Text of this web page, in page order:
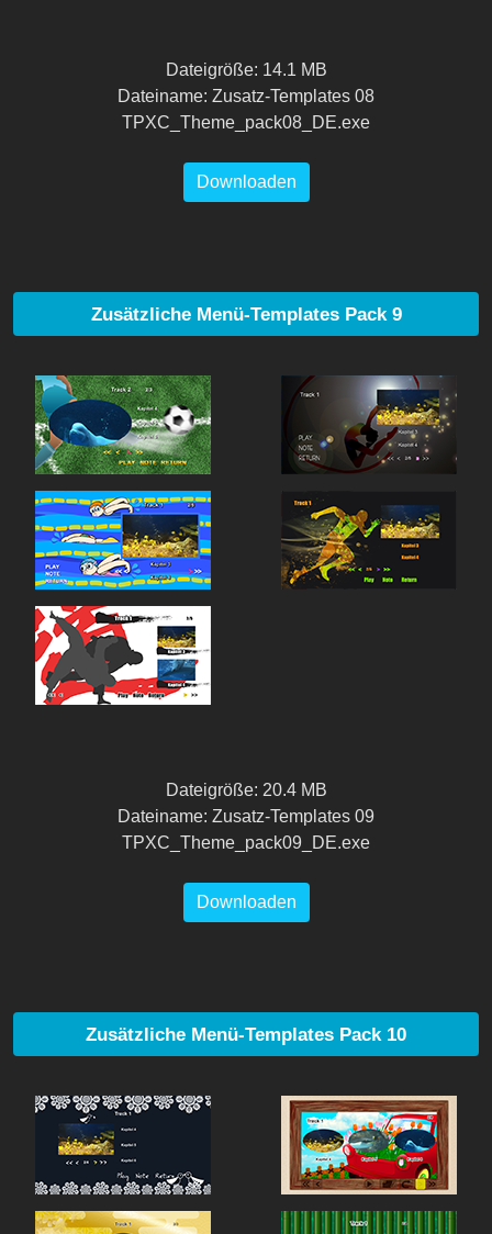
Dateigröße: 14.1 MB
Dateiname: Zusatz-Templates 08
TPXC_Theme_pack08_DE.exe
Downloaden
Zusätzliche Menü-Templates Pack 9
Dateigröße: 20.4 MB
Dateiname: Zusatz-Templates 09
TPXC_Theme_pack09_DE.exe
Downloaden
Zusätzliche Menü-Templates Pack 10